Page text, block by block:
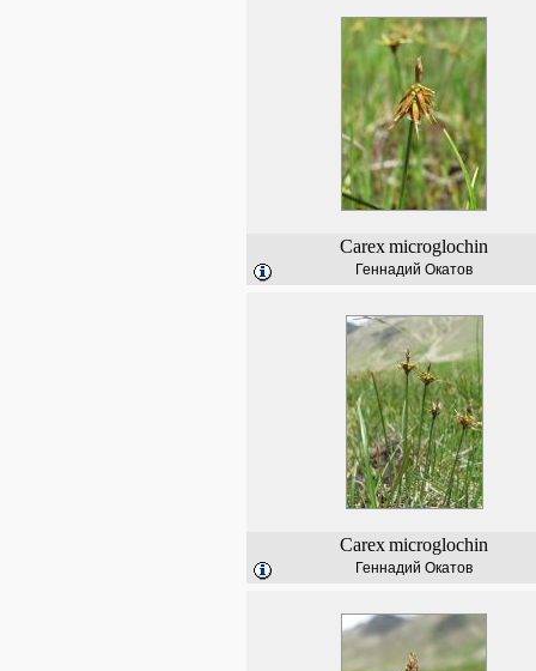
Carexmicroglochin
Геннадий Окатов
Carexmicroglochin
Геннадий Окатов